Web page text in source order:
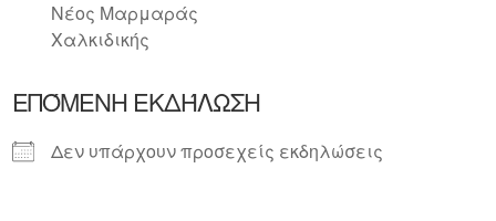
Νέος Μαρμαράς
Χαλκιδικής
ΕΠΌΜΕΝΗ ΕΚΔΉΛΩΣΗ
Δεν υπάρχουν προσεχείς εκδηλώσεις